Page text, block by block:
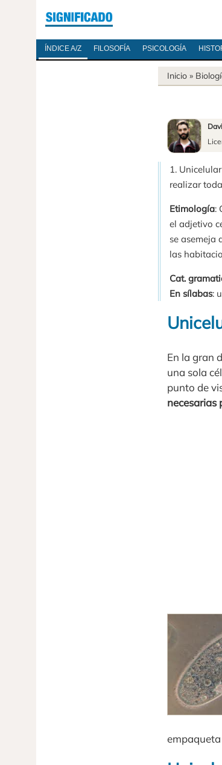
ÍNDICE A/Z FILOSOFÍA PSICOLOGÍA
Inicio »
1.
realizar
Etimología:
el adjetivo
se asemeja
las
Cat.
En sílabas:
En la gran
una sola
punto de
necesarias